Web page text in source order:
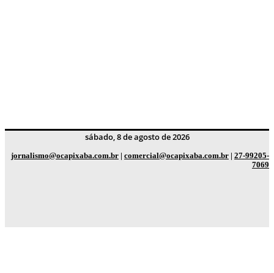
sábado, 8 de agosto de 2026
jornalismo@ocapixaba.com.br | comercial@ocapixaba.com.br | 27-99205-
7069